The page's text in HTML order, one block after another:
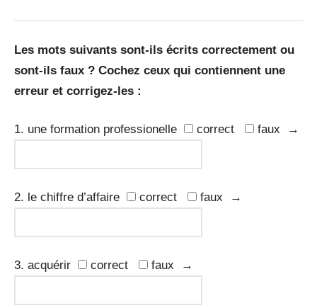
Les mots suivants sont-ils écrits correctement ou
sont-ils faux ? Cochez ceux qui contiennent une
erreur et corrigez-les :
1. une formation professionelle correct faux →
2. le chiffre d’affaire correct faux →
3. acquérir correct faux →